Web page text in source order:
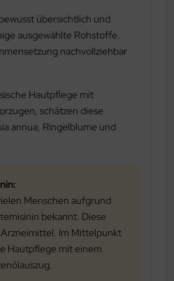
übersichtlich und
ausgewählte Rohstoffe.
nachvollziehbar
Hautpflege mit
schätzen diese
annua, Ringelblume und
Menschen aufgrund
bekannt. Diese
Arzneimittel. Im Mittelpunkt
Hautpflege mit einem